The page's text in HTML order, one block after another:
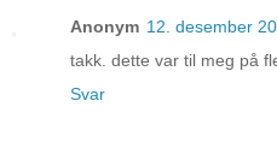
Anonym 12. desember
takk. dette var til meg på
Svar